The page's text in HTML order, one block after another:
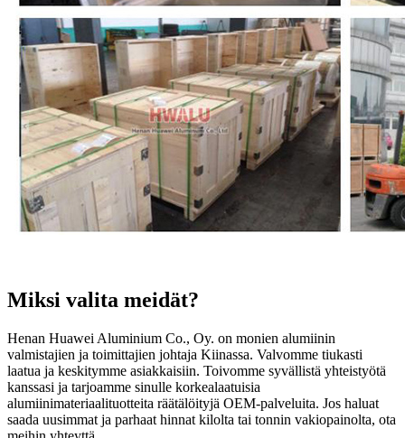
Miksi valita meidät?
Henan Huawei Aluminium Co., Oy. on monien alumiinin
valmistajien ja toimittajien johtaja Kiinassa. Valvomme tiukasti
laatua ja keskitymme asiakkaisiin. Toivomme syvällistä yhteistyötä
kanssasi ja tarjoamme sinulle korkealaatuisia
alumiinimateriaalituotteita räätälöityjä OEM-palveluita. Jos haluat
saada uusimmat ja parhaat hinnat kilolta tai tonnin vakiopainolta, ota